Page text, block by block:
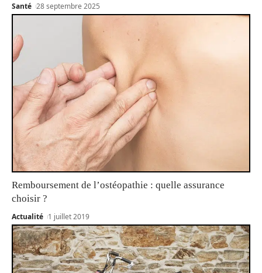
Santé 28 septembre 2025
Remboursement de l’ostéopathie : quelle assurance
choisir ?
Actualité 1 juillet 2019